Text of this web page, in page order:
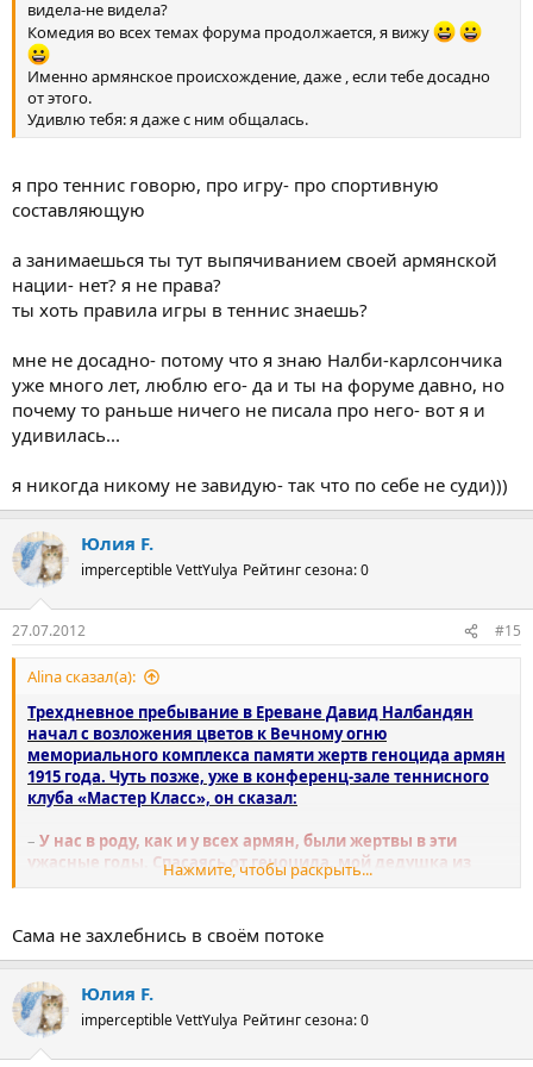
видела-не видела?
Комедия во всех темах форума продолжается, я вижу
Именно армянское происхождение, даже , если тебе досадно
от этого.
Удивлю тебя: я даже с ним общалась.
я про теннис говорю, про игру- про спортивную
составляющую
а занимаешься ты тут выпячиванием своей армянской
нации- нет? я не права?
ты хоть правила игры в теннис знаешь?
мне не досадно- потому что я знаю Налби-карлсончика
уже много лет, люблю его- да и ты на форуме давно, но
почему то раньше ничего не писала про него- вот я и
удивилась...
я никогда никому не завидую- так что по себе не суди)))
Юлия F.
imperceptible VettYulya Рейтинг сезона: 0
27.07.2012 #15
Alina сказал(а):
Трехдневное пребывание в Ереване Давид Налбандян
начал с возложения цветов к Вечному огню
мемориального комплекса памяти жертв геноцида армян
1915 года. Чуть позже, уже в конференц-зале теннисного
клуба «Мастер Класс», он сказал:
– У нас в роду, как и у всех армян, были жертвы в эти
ужасные годы. Спасаясь от геноцида, мой дедушка из
Западной Армении перебрался в Буэнос-Айрес, а затем в
Я давно хотел побывать в Армении, однако из-за плотного
поездку.Счастлив, что сегодня я в Ереване, на
второй Родине, нет – на первой – в
Армении
Нажмите, чтобы раскрыть...
Сама не захлебнись в своём потоке
Юлия F.
imperceptible VettYulya Рейтинг сезона: 0